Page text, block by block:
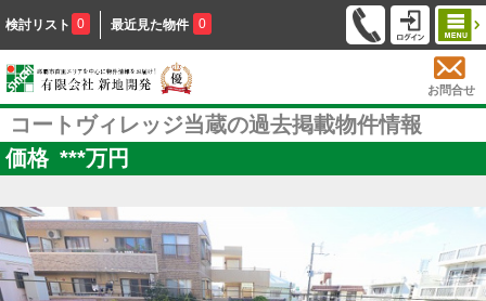
検討リスト 0 最近見た物件 0
お問合せ
コートヴィレッジ当蔵の過去掲載物件情報
価格 ***万円